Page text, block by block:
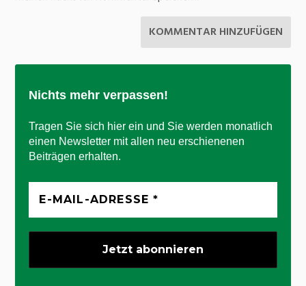
Nichts mehr verpassen!
Tragen Sie sich hier ein und Sie werden monatlich
einen Newsletter mit allen neu erschienenen
Beiträgen erhalten.